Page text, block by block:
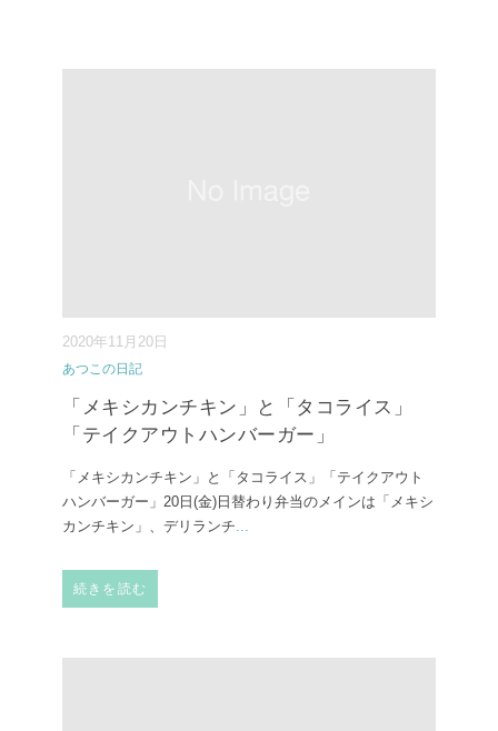
2020年11月20日
あつこの日記
「メキシカンチキン」と「タコライス」
「テイクアウトハンバーガー」
「メキシカンチキン」と「タコライス」 「テイクアウト
ハンバーガー」 20日(金)日替わり弁当のメインは「メキシ
カンチキン」、デリランチ...
続きを読む